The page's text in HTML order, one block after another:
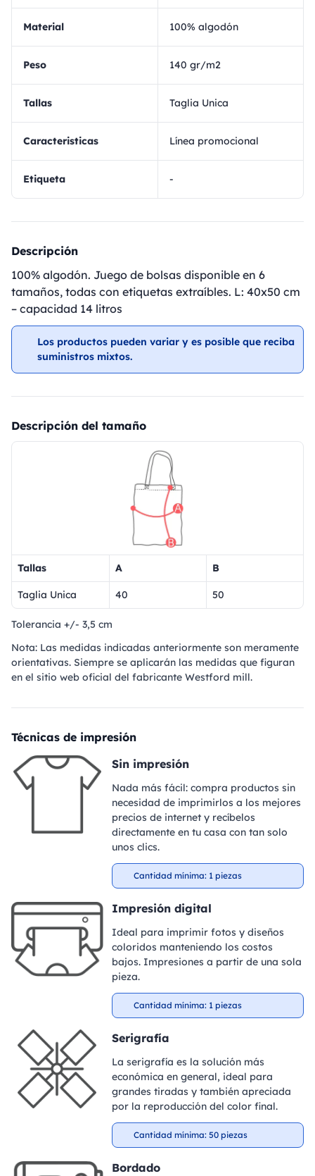
Material 100% algodón
Peso 140 gr/m2
Tallas Taglia Unica
Caracteristicas Línea promocional
Etiqueta -
Descripción
100% algodón. Juego de bolsas disponible en 6
tamaños, todas con etiquetas extraíbles. L: 40x50 cm
– capacidad 14 litros
Los productos pueden variar y es posible que reciba
suministros mixtos.
Descripción del tamaño
Tallas A B
Taglia Unica 40 50
Tolerancia +/- 3,5 cm
Nota: Las medidas indicadas anteriormente son meramente
orientativas. Siempre se aplicarán las medidas que figuran
en el sitio web oficial del fabricante Westford mill.
Técnicas de impresión
Sin impresión
Nada más fácil: compra productos sin
necesidad de imprimirlos a los mejores
precios de internet y recíbelos
directamente en tu casa con tan solo
unos clics.
Cantidad mínima: 1 piezas
Impresión digital
Ideal para imprimir fotos y diseños
coloridos manteniendo los costos
bajos. Impresiones a partir de una sola
pieza.
Cantidad mínima: 1 piezas
Serigrafía
La serigrafía es la solución más
económica en general, ideal para
grandes tiradas y también apreciada
por la reproducción del color final.
Cantidad mínima: 50 piezas
Bordado